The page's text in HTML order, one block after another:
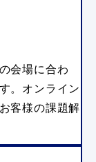
会場に合わ
。オンライン
客様の課題解